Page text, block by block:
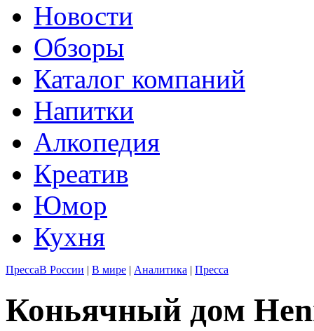
Новости
Обзоры
Каталог компаний
Напитки
Алкопедия
Креатив
Юмор
Кухня
ПрессаВ России | В мире | Аналитика | Пресса
Коньячный дом